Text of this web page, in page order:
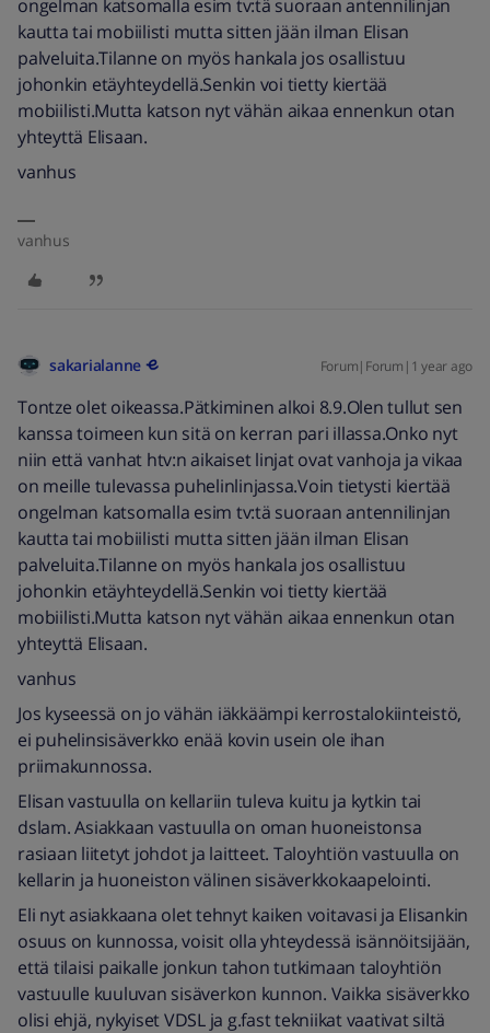
ongelman katsomalla esim tv:tä suoraan antennilinjan
kautta tai mobiilisti mutta sitten jään ilman Elisan
palveluita.Tilanne on myös hankala jos osallistuu
johonkin etäyhteydellä.Senkin voi tietty kiertää
mobiilisti.Mutta katson nyt vähän aikaa ennenkun otan
yhteyttä Elisaan.
vanhus
vanhus
sakarialanne Forum|Forum|1 year ago
Tontze olet oikeassa.Pätkiminen alkoi 8.9.Olen tullut sen
kanssa toimeen kun sitä on kerran pari illassa.Onko nyt
niin että vanhat htv:n aikaiset linjat ovat vanhoja ja vikaa
on meille tulevassa puhelinlinjassa.Voin tietysti kiertää
ongelman katsomalla esim tv:tä suoraan antennilinjan
kautta tai mobiilisti mutta sitten jään ilman Elisan
palveluita.Tilanne on myös hankala jos osallistuu
johonkin etäyhteydellä.Senkin voi tietty kiertää
mobiilisti.Mutta katson nyt vähän aikaa ennenkun otan
yhteyttä Elisaan.
vanhus
Jos kyseessä on jo vähän iäkkäämpi kerrostalokiinteistö,
ei puhelinsisäverkko enää kovin usein ole ihan
priimakunnossa.
Elisan vastuulla on kellariin tuleva kuitu ja kytkin tai
dslam. Asiakkaan vastuulla on oman huoneistonsa
rasiaan liitetyt johdot ja laitteet. Taloyhtiön vastuulla on
kellarin ja huoneiston välinen sisäverkkokaapelointi.
Eli nyt asiakkaana olet tehnyt kaiken voitavasi ja Elisankin
osuus on kunnossa, voisit olla yhteydessä isännöitsijään,
että tilaisi paikalle jonkun tahon tutkimaan taloyhtiön
vastuulle kuuluvan sisäverkon kunnon. Vaikka sisäverkko
olisi ehjä, nykyiset VDSL ja g.fast tekniikat vaativat siltä